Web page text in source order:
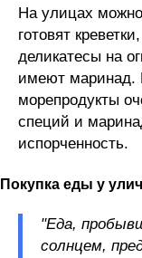
На улицах можно
готовят
деликатесы на
имеют маринад.
морепродукты
специй и
испорченность.
Покупка еды у
"Еда,
солнцем,